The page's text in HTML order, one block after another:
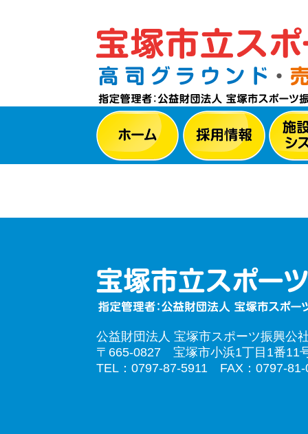
公益財団法人 宝塚市スポーツ振興公
〒665-0827 宝塚市小浜1丁目1番11
TEL：0797-87-5911 FAX：0797-81-